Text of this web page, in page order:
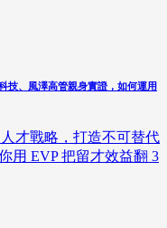
技、風澤高管親身實證，如何運用
才戰略，打造不可替代
用 EVP 把留才效益翻 3